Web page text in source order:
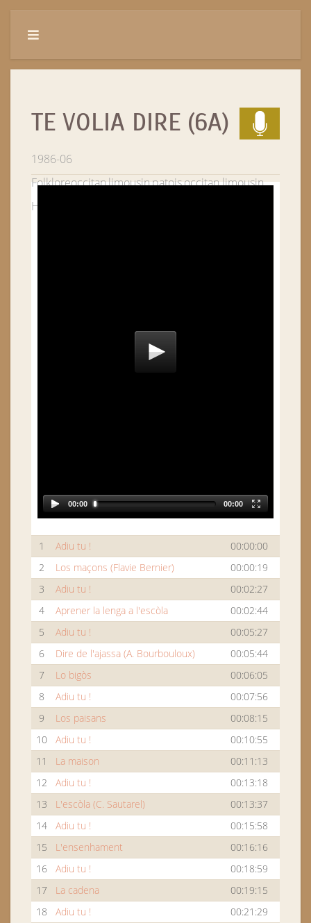
TE VOLIA DIRE (6A)
1986-06
Folkloreoccitan,limousin,patois,occitan limousin
Haute-Vienne (87)
00:00 00:00
1 Adiu tu !
00:00:00
2
Los maçons (Flavie Bernier)
00:00:19
3
Adiu tu !
00:02:27
4
Aprener la lenga a l'escòla
00:02:44
5
Adiu tu !
00:05:27
6
Dire de l'ajassa (A. Bourbouloux)
00:05:44
7
Lo bigòs
00:06:05
8
Adiu tu !
00:07:56
9
Los paisans
00:08:15
10
Adiu tu !
00:10:55
11
La maison
00:11:13
12
Adiu tu !
00:13:18
13
L'escòla (C. Sautarel)
00:13:37
14
Adiu tu !
00:15:58
15
L'ensenhament
00:16:16
16
Adiu tu !
00:18:59
17
La cadena
00:19:15
18
Adiu tu !
00:21:29